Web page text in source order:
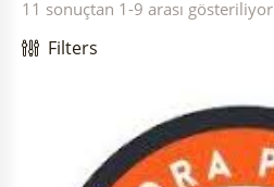
11 sonuçtan 1-9 arası gösteriliyor
Filters